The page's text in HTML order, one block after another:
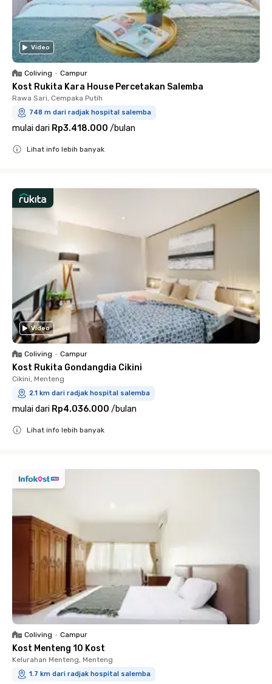
Video
Coliving • Campur
Kost Rukita Kara House Percetakan Salemba
Rawa Sari, Cempaka Putih
748 m dari radjak hospital salemba
mulai dari Rp3.418.000 /bulan
Lihat info lebih banyak
Video
Coliving • Campur
Kost Rukita Gondangdia Cikini
Cikini, Menteng
2.1 km dari radjak hospital salemba
mulai dari Rp4.036.000 /bulan
Lihat info lebih banyak
Coliving • Campur
Kost Menteng 10 Kost
Kelurahan Menteng, Menteng
1.7 km dari radjak hospital salemba